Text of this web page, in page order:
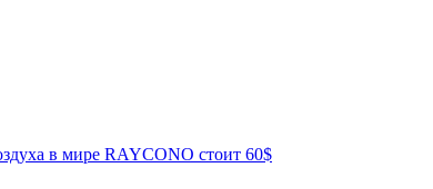
в мире RAYCONO стоит 60$